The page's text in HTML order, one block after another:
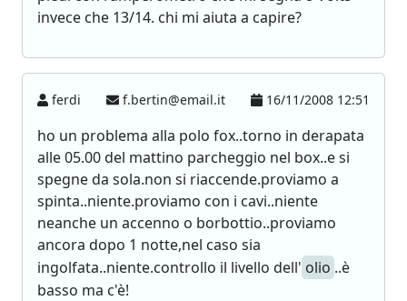
invece che 13/14. chi mi aiuta a capire?
ferdi f.bertin@email.it 16/11/2008 12:51
ho un problema alla polo fox..torno in derapata
alle 05.00 del mattino parcheggio nel box..e si
spegne da sola.non si riaccende.proviamo a
spinta..niente.proviamo con i cavi..niente
neanche un accenno o borbottio..proviamo
ancora dopo 1 notte,nel caso sia
ingolfata..niente.controllo il livello dell' olio ..è
basso ma c'è!